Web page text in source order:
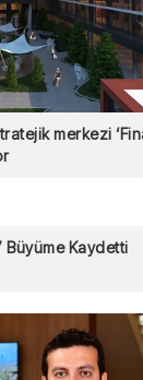
merkezi
Büyüme Kaydetti